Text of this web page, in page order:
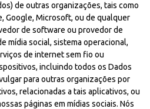
de outras organizações, tais como
Google, Microsoft, ou de qualquer
de software ou provedor de
mídia social, sistema operacional,
de internet sem fio ou
incluindo todos os Dados
para outras organizações por
relacionadas a tais aplicativos, ou
páginas em mídias sociais. Nós